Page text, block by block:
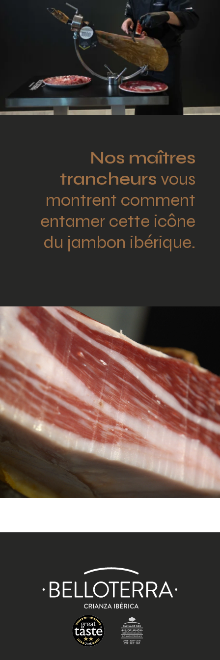
Nos maîtres
trancheurs vous
montrent comment
entamer cette icône
du jambon ibérique.